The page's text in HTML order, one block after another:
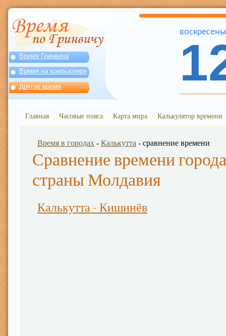
Время Гринвича
Время на компьютере
Другое время
Главная Часовые пояса Карта мира Калькулятор времени
Время в городах - Калькутта - сравнение времени
Сравнение времени
страны Молдавия
Калькутта - Кишинёв